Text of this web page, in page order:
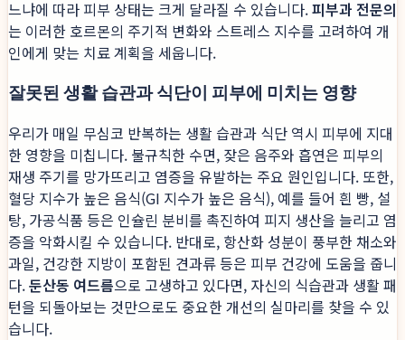
느냐에 따라 피부 상태는 크게 달라질 수 있습니다.피부과 전문의
는 이러한 호르몬의 주기적 변화와 스트레스 지수를 고려하여 개
인에게 맞는 치료 계획을 세웁니다.
잘못된 생활 습관과 식단이 피부에 미치는 영향
우리가 매일 무심코 반복하는 생활 습관과 식단 역시 피부에 지대
한 영향을 미칩니다. 불규칙한 수면, 잦은 음주와 흡연은 피부의
재생 주기를 망가뜨리고 염증을 유발하는 주요 원인입니다. 또한,
혈당 지수가 높은 음식(GI 지수가 높은 음식), 예를 들어 흰 빵, 설
탕, 가공식품 등은 인슐린 분비를 촉진하여 피지 생산을 늘리고 염
증을 악화시킬 수 있습니다. 반대로, 항산화 성분이 풍부한 채소와
과일, 건강한 지방이 포함된 견과류 등은 피부 건강에 도움을 줍니
다.둔산동 여드름으로 고생하고 있다면, 자신의 식습관과 생활 패
턴을 되돌아보는 것만으로도 중요한 개선의 실마리를 찾을 수 있
습니다.